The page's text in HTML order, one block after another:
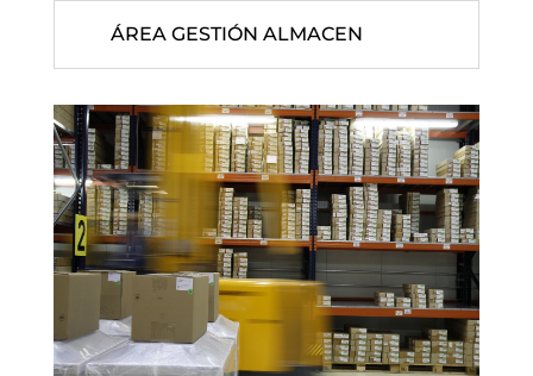
ÁREA GESTIÓN ALMACEN